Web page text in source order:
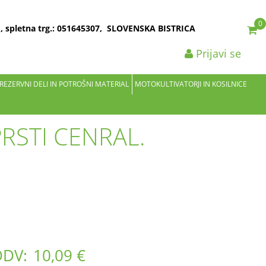
trg.: 051645307, SLOVENSKA BISTRICA 0
Prijavi se
DELI IN POTROŠNI MATERIAL
MOTOKULTIVATORJI IN KOSILNICE
CENRAL.
10,09 €